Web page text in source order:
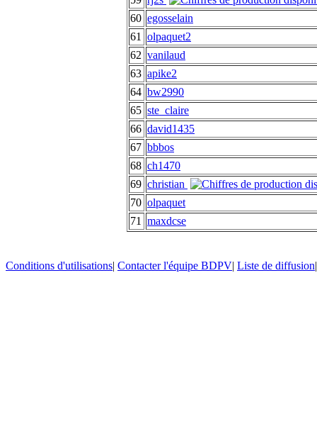
60 egosselain
61
olpaquet2
62 vanilaud
63 apike2
64 bw2990
65 ste_claire
66 david1435
67 bbbos
68 ch1470
69 christian
70 olpaquet
71
maxdcse
Conditions d'utilisations| Contacter l'équipe BDPV| Liste de diffusion